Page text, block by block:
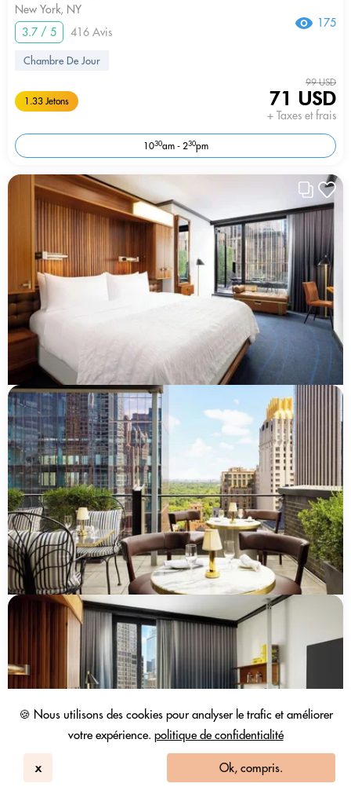
🍪 Nous utilisons des cookies pour analyser le trafic et améliorer
votre expérience. politique de confidentialité
x Ok, compris.
New York, NY
3.7 / 5
416 Avis
175
Chambre De Jour
1.33 Jetons
99 USD
71 USD
+ Taxes et frais
1030am - 230pm